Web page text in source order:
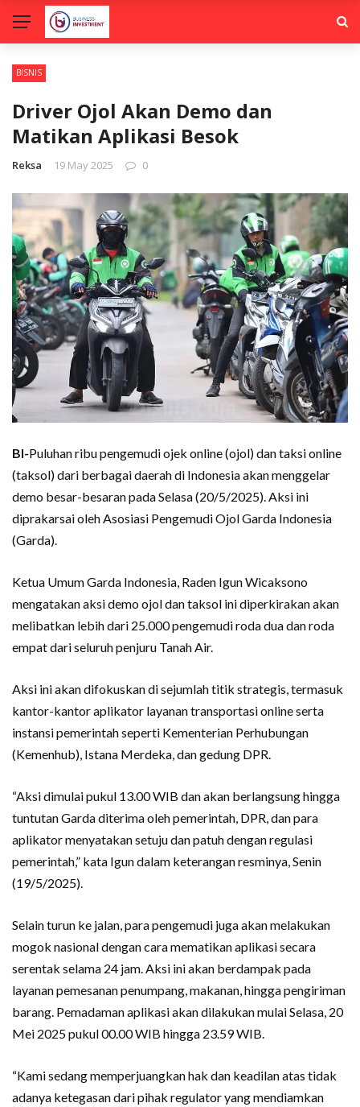
BISNIS
Driver Ojol Akan Demo dan
Matikan Aplikasi Besok
Reksa 19 May 2025 0
BI-Puluhan ribu pengemudi ojek online (ojol) dan taksi online
(taksol) dari berbagai daerah di Indonesia akan menggelar
demo besar-besaran pada Selasa (20/5/2025). Aksi ini
diprakarsai oleh Asosiasi Pengemudi Ojol Garda Indonesia
(Garda).
Ketua Umum Garda Indonesia, Raden Igun Wicaksono
mengatakan aksi demo ojol dan taksol ini diperkirakan akan
melibatkan lebih dari 25.000 pengemudi roda dua dan roda
empat dari seluruh penjuru Tanah Air.
Aksi ini akan difokuskan di sejumlah titik strategis, termasuk
kantor-kantor aplikator layanan transportasi online serta
instansi pemerintah seperti Kementerian Perhubungan
(Kemenhub), Istana Merdeka, dan gedung DPR.
“Aksi dimulai pukul 13.00 WIB dan akan berlangsung hingga
tuntutan Garda diterima oleh pemerintah, DPR, dan para
aplikator menyatakan setuju dan patuh dengan regulasi
pemerintah,” kata Igun dalam keterangan resminya, Senin
(19/5/2025).
Selain turun ke jalan, para pengemudi juga akan melakukan
mogok nasional dengan cara mematikan aplikasi secara
serentak selama 24 jam. Aksi ini akan berdampak pada
layanan pemesanan penumpang, makanan, hingga pengiriman
barang. Pemadaman aplikasi akan dilakukan mulai Selasa, 20
Mei 2025 pukul 00.00 WIB hingga 23.59 WIB.
“Kami sedang memperjuangkan hak dan keadilan atas tidak
adanya ketegasan dari pihak regulator yang mendiamkan